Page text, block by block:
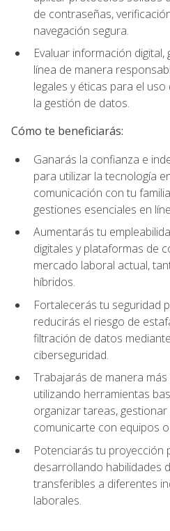
de contraseñas,
navegación segura.
Evaluar información
línea de manera
legales y éticas para el
la gestión de datos.
Cómo te beneficiarás:
Ganarás la confianza e
para utilizar la tecnología
comunicación con tu
gestiones esenciales en
Aumentarás tu
digitales y plataformas de
mercado laboral actual,
híbridos.
Fortalecerás tu seguridad
reducirás el riesgo de
filtración de datos
ciberseguridad.
Trabajarás de manera
utilizando herramientas
organizar tareas,
comunicarte con equipos
Potenciarás tu proyección
desarrollando habilidades
transferibles a diferentes
laborales.